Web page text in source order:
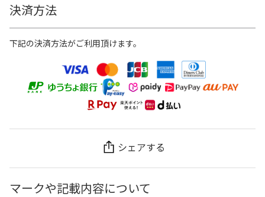
決済方法
下記の決済方法がご利用頂けます。
シェアする
マークや記載内容について